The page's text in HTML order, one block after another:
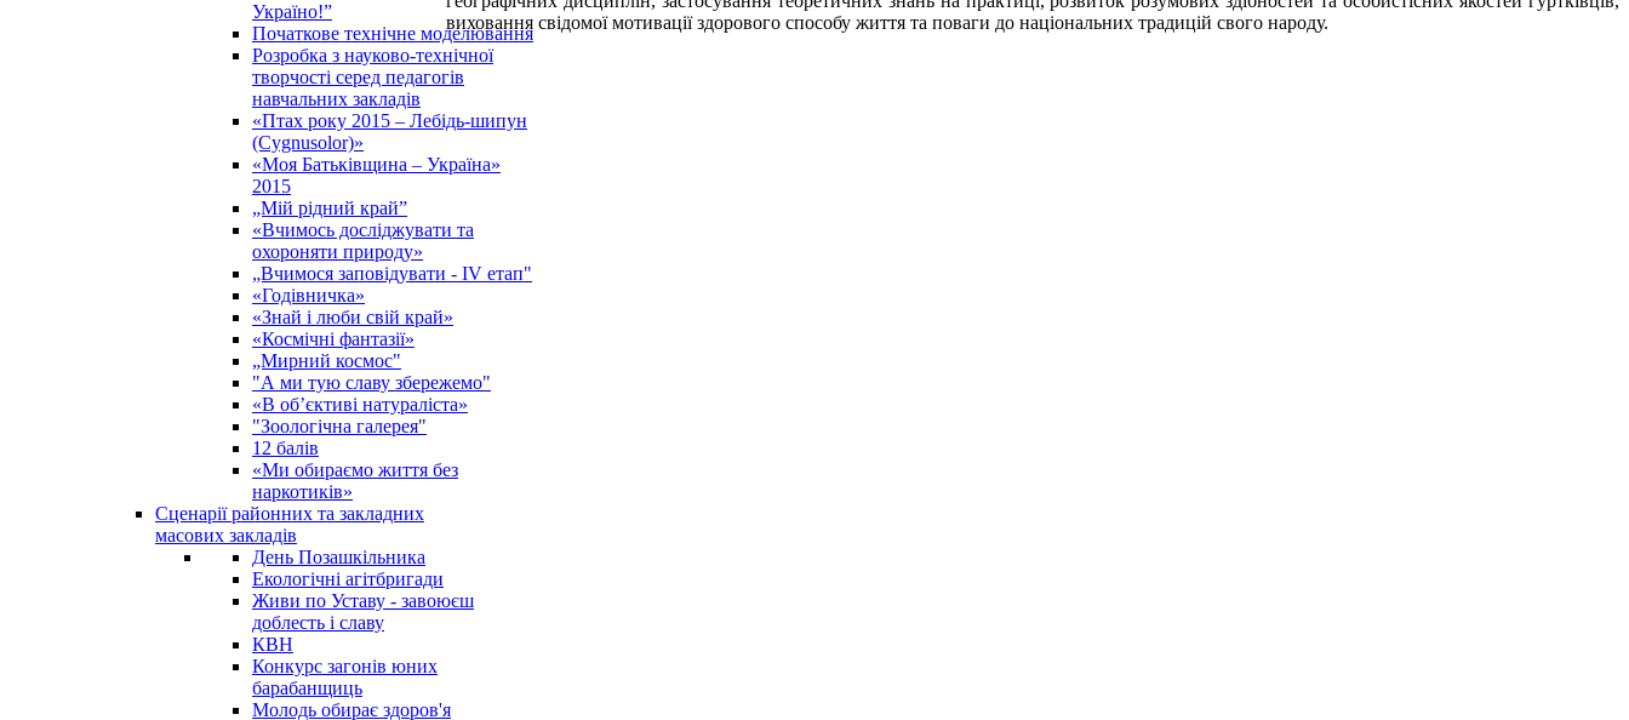
Україно!”
Початкове технічне моделювання
Розробка з науково-технічної
творчості серед педагогів
навчальних закладів
«Птах року 2015 – Лебідь-шипун
(Cygnusolor)»
«Моя Батьківщина – Україна»
2015
„Мій рідний край”
«Вчимось досліджувати та
охороняти природу»
„Вчимося заповідувати - ІV етап"
«Годівничка»
«Знай і люби свій край»
«Космічні фантазії»
„Мирний космос"
"А ми тую славу збережемо"
«В об’єктиві натураліста»
"Зоологічна галерея"
12 балів
«Ми обираємо життя без
наркотиків»
Сценарії районних та закладних
масових закладів
День Позашкільника
Екологічні агітбригади
Живи по Уставу - завоюєш
доблесть і славу
КВН
Конкурс загонів юних
барабанщиць
Молодь обирає здоров'я
виховання свідомої мотивації здорового способу життя та поваги до національних традицій свого народу.